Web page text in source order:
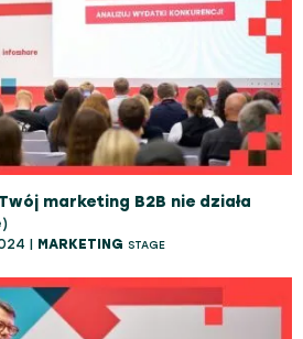
marketing B2B nie działa
| MARKETING STAGE